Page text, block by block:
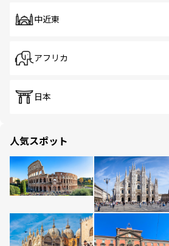
中近東
アフリカ
日本
人気スポット